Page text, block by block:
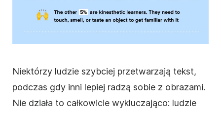
Niektórzy ludzie szybciej przetwarzają tekst,
podczas gdy inni lepiej radzą sobie z obrazami.
Nie działa to całkowicie wykluczająco: ludzie